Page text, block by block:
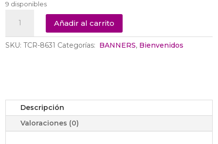
9 disponibles
Banner
Welcome
TCR-
Añadir al carrito
SKU:TCR-8631 Categorías: ‎ BANNERS, Bienvenidos
Descripción
Valoraciones (0)